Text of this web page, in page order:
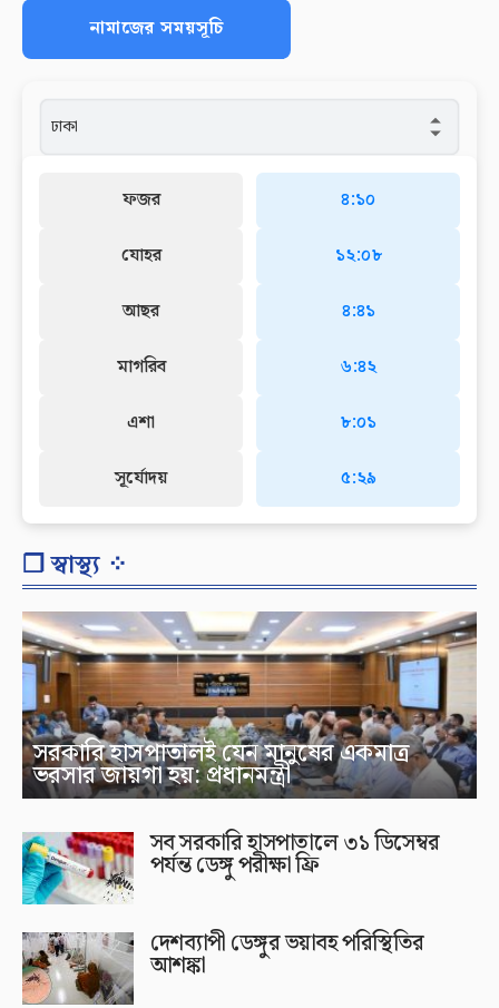
নামাজের সময়সূচি
ফজর
যোহর
আছর
মাগরিব
এশা
সূর্যোদয়
৪:১০
১২:০৮
৪:৪১
৬:৪২
৮:০১
৫:২৯
❐ স্বাস্থ্য ⁘
সরকারি হাসপাতালই যেন মানুষের একমাত্র
ভরসার জায়গা হয়: প্রধানমন্ত্রী
সব সরকারি হাসপাতালে ৩১ ডিসেম্বর
পর্যন্ত ডেঙ্গু পরীক্ষা ফ্রি
দেশব্যাপী ডেঙ্গুর ভয়াবহ পরিস্থিতির
আশঙ্কা